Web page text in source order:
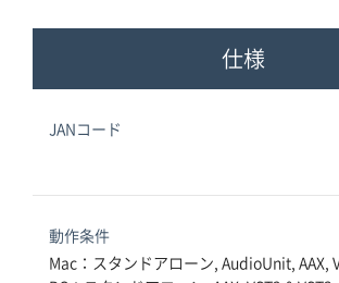
仕様
JANコード
動作条件
Mac：スタンドアローン, AudioUnit, AAX,